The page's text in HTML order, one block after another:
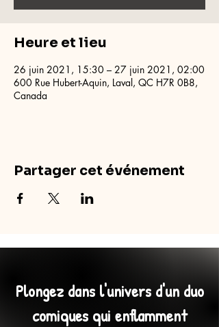
Heure et lieu
26 juin 2021, 15:30 – 27 juin 2021, 02:00
600 Rue Hubert-Aquin, Laval, QC H7R 0B8,
Canada
Partager cet événement
Plongez dans l'univers d'un duo
comiques qui enflamment